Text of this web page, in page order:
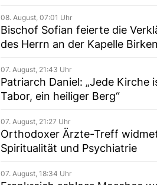
08. August, 07:01 Uhr
Bischof Sofian feierte die
des Herrn an der Kapelle
07. August, 21:43 Uhr
Patriarch Daniel: „Jede Kirche
Tabor, ein heiliger Berg“
07. August, 21:27 Uhr
Orthodoxer Ärzte-Treff
Spiritualität und Psychiatrie
07. August, 18:34 Uhr